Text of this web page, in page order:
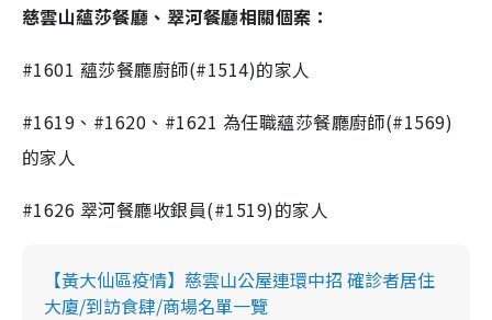
慈雲山蘊莎餐廳、翠河餐廳相關個案：
#1601 蘊莎餐廳廚師(#1514)的家人
#1619、#1620、#1621 為任職蘊莎餐廳廚師(#1569)
的家人
#1626 翠河餐廳收銀員(#1519)的家人
【黃大仙區疫情】慈雲山公屋連環中招 確診者居住
大廈/到訪食肆/商場名單一覽